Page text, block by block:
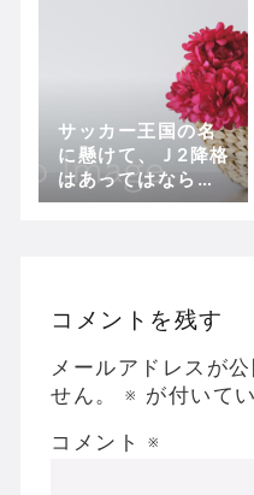
サッカー王国の名
に懸けて、Ｊ2降格
はあってはならな
い
コメントを残す
メールアドレスが
せん。
※ が付いて
コメント ※